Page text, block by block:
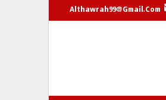
Althawrah99@gmail.com